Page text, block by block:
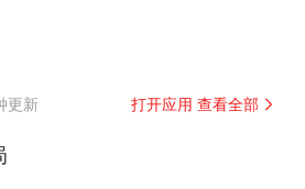
更新 打开应用 查看全部